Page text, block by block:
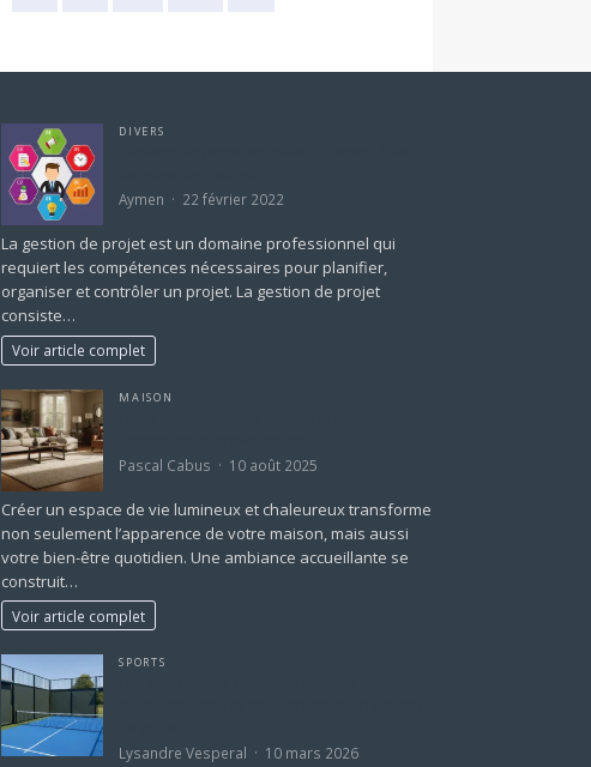
DIVERS
Aymen 22 février 2022
La gestion de projet est un domaine professionnel qui
requiert les compétences nécessaires pour planifier,
organiser et contrôler un projet. La gestion de projet
consiste…
Voir article complet
MAISON
Pascal Cabus 10 août 2025
Créer un espace de vie lumineux et chaleureux transforme
non seulement l’apparence de votre maison, mais aussi
votre bien-être quotidien. Une ambiance accueillante se
construit…
Voir article complet
SPORTS
Lysandre Vesperal 10 mars 2026